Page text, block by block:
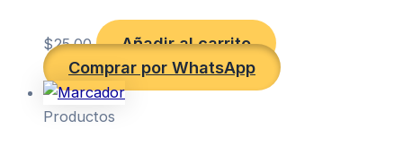
$25.00
Añadir al carrito
Comprar por WhatsApp
Productos